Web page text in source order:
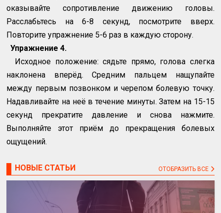
оказывайте сопротивление движению головы.
Расслабьтесь на 6-8 секунд, посмотрите вверх.
Повторите упражнение 5-6 раз в каждую сторону.
Упражнение 4.
Исходное положение: сядьте прямо, голова слегка
наклонена вперёд. Средним пальцем нащупайте
между первым позвонком и черепом болевую точку.
Надавливайте на неё в течение минуты. Затем на 15-15
секунд прекратите давление и снова нажмите.
Выполняйте этот приём до прекращения болевых
ощущений.
НОВЫЕ СТАТЬИ ОТОБРАЗИТЬ ВСЕ